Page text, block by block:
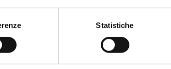
Statistiche
SKU:THERMVENTIL35